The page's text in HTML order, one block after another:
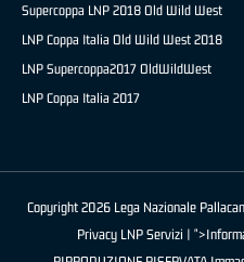
Supercoppa LNP 2018 Old Wild West
LNP Coppa Italia Old Wild West 2018
LNP Supercoppa2017 OldWildWest
LNP Coppa Italia 2017
Copyright 2026 Lega Nazionale
Privacy LNP Servizi |